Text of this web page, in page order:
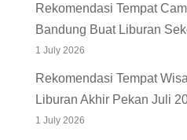
Rekomendasi Tempat
Bandung Buat Liburan
1 July 2026
Rekomendasi Tempat
Liburan Akhir Pekan Juli
1 July 2026